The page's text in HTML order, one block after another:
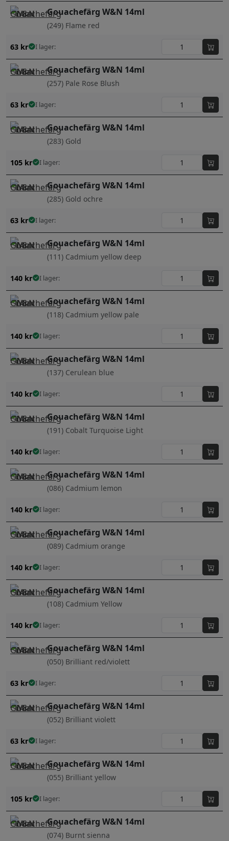
Gouachefärg W&N 14ml
(249) Flame red
63 kr I lager:
Gouachefärg W&N 14ml
(257) Pale Rose Blush
63 kr I lager:
Gouachefärg W&N 14ml
(283) Gold
105 kr I lager:
Gouachefärg W&N 14ml
(285) Gold ochre
63 kr I lager:
Gouachefärg W&N 14ml
(111) Cadmium yellow deep
140 kr I lager:
Gouachefärg W&N 14ml
(118) Cadmium yellow pale
140 kr I lager:
Gouachefärg W&N 14ml
(137) Cerulean blue
140 kr I lager:
Gouachefärg W&N 14ml
(191) Cobalt Turquoise Light
140 kr I lager:
Gouachefärg W&N 14ml
(086) Cadmium lemon
140 kr I lager:
Gouachefärg W&N 14ml
(089) Cadmium orange
140 kr I lager:
Gouachefärg W&N 14ml
(108) Cadmium Yellow
140 kr I lager:
Gouachefärg W&N 14ml
(050) Brilliant red/violett
63 kr I lager:
Gouachefärg W&N 14ml
(052) Brilliant violett
63 kr I lager:
Gouachefärg W&N 14ml
(055) Brilliant yellow
105 kr I lager:
Gouachefärg W&N 14ml
(074) Burnt sienna